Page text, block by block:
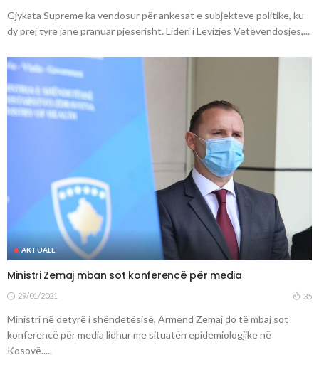
Gjykata Supreme ka vendosur për ankesat e subjekteve politike, ku
dy prej tyre janë pranuar pjesërisht. Lideri i Lëvizjes Vetëvendosjes,...
AKTUALE
Ministri Zemaj mban sot konferencë për media
29/01/2021 35
Ministri në detyrë i shëndetësisë, Armend Zemaj do të mbaj sot
konferencë për media lidhur me situatën epidemiologjike në
Kosovë.....